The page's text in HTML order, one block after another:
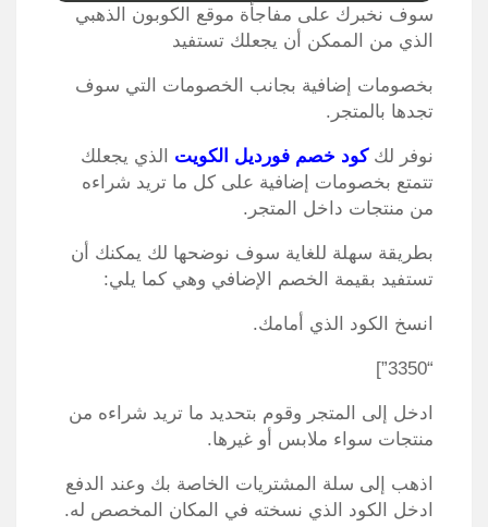
سوف نخبرك على مفاجأة موقع الكوبون الذهبي
الذي من الممكن أن يجعلك تستفيد
بخصومات إضافية بجانب الخصومات التي سوف
تجدها بالمتجر.
نوفر لككود خصم فورديل الكويت
الذي يجعلك
تتمتع بخصومات إضافية على كل ما تريد شراءه
من منتجات داخل المتجر.
بطريقة سهلة للغاية سوف نوضحها لك يمكنك أن
تستفيد بقيمة الخصم الإضافي وهي كما يلي:
انسخ الكود الذي أمامك.
“3350”]
ادخل إلى المتجر وقوم بتحديد ما تريد شراءه من
منتجات سواء ملابس أو غيرها.
اذهب إلى سلة المشتريات الخاصة بك وعند الدفع
ادخل الكود الذي نسخته في المكان المخصص له.